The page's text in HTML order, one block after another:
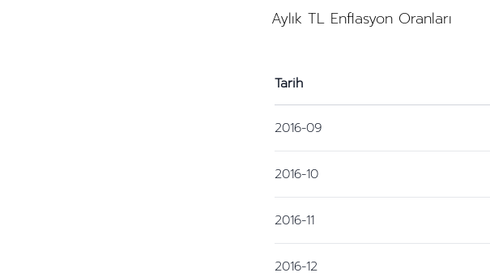
Aylık TL Enflasyon Oranları
Tarih
2016-09
2016-10
2016-11
2016-12